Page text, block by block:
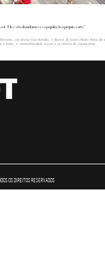
‘Eles vão abandonar essa população à própria sorte’”
em plena Cracolândia, o diretor de teatro Paulo Faria dá
a fome, a vulnerabilidade social e os efeitos do coronavírus.
OS DIREITOS RESERVADOS